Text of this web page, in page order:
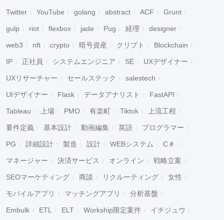
Twitter YouTube golang abstract ACF Grunt
gulp riot flexbox jade Pug 経理 designer
web3 nft crypto 暗号資産 クリプト Blockchain
IP 正社員 システムエンジニア SE UXデザイナー
UXリサーチャー セールステック salestech
UIデザイナー Flask データアナリスト FastAPI
Tableau 上場 PMO 有楽町 Tiktok 上流工程
要件定義 基本設計 動画編集 英語 プログラマー
PG 詳細設計 製造 設計 WEBシステム C＃
マネージャー 決済サービス オンライン 戦略立案
SEOマーケティング 商談 リクルーティング 女性
モバイルアプリ マッチングアプリ 分析基盤
Embulk ETL ELT Workship限定案件 イチジュウ